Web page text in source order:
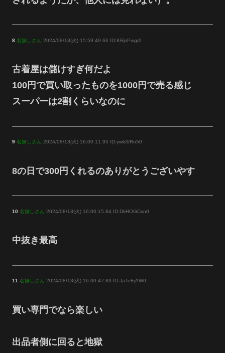
8 名無しさん 2024/08/13(火) 15:59:49.66 ID:KRjsPwgr0
古着屋は儲けすぎ何だよ
100円で買い取ったものを1000円で売る感じ
スーパーは2割くらいなのに
9 名無しさん 2024/08/13(火) 16:00:11.95 ID:ywk3/Rn50
8の日で300円くれるのありがとうございやす
10 名無しさん 2024/08/13(火) 16:00:15.84 ID:DkHOGCxn0
中抜き最高
11 名無しさん 2024/08/13(火) 16:00:47.83 ID:JaTeEjAW0
買い専門でなら楽しい
出品者側に回ると地獄